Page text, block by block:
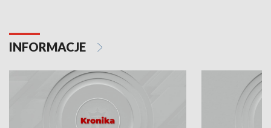
INFORMACJE